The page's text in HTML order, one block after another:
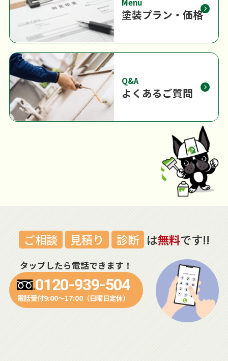
塗装プラン・価格
Q&A
よくあるご質問
ご相談 見積り 診断 は無料です!!
タップしたら電話できます！
0120-939-504
電話受付9:00～17:00（日曜日定休）